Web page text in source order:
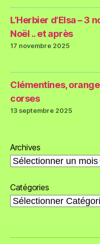
L’Herbier d’Elsa –
Noël .. et après
17 novembre 2025
Clémentines,
corses
13 septembre 2025
Archives
Catégories